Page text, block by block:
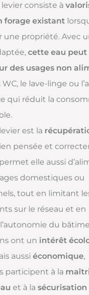
consiste à
forage existant
une propriété. Avec
cette eau peut
des usages non
le lave-linge ou
qui réduit la
est la
pensée et
elle aussi
domestiques ou
tout en limitant
sur le réseau et en
du
ont un intérêt
aussi économique,
participent à la
et à la sécurisation